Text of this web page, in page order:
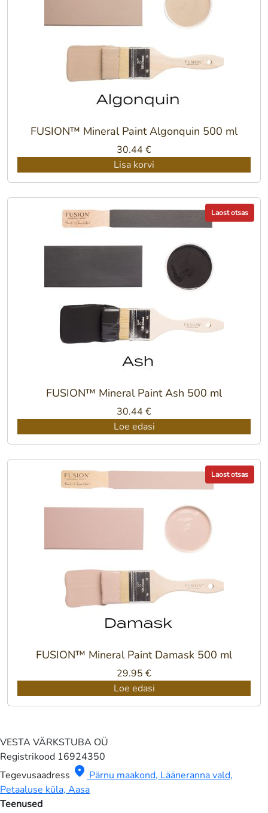
FUSION™ Mineral Paint Algonquin 500 ml
30.44 €
Lisa korvi
Laost otsas
FUSION™ Mineral Paint Ash 500 ml
30.44 €
Loe edasi
Laost otsas
FUSION™ Mineral Paint Damask 500 ml
29.95 €
Loe edasi
VESTA VÄRKSTUBA OÜ
Registrikood 16924350
Tegevusaadress location_on Pärnu maakond, Lääneranna vald,
Petaaluse küla, Aasa
Teenused